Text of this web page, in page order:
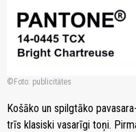
Foto: publicitātes
Košāko un spilgtāko
trīs klasiski vasarīgi toņi.